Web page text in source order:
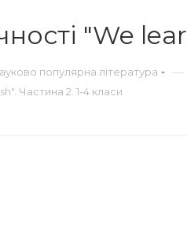
"We
популярна література —
Частина 2. 1-4 класи